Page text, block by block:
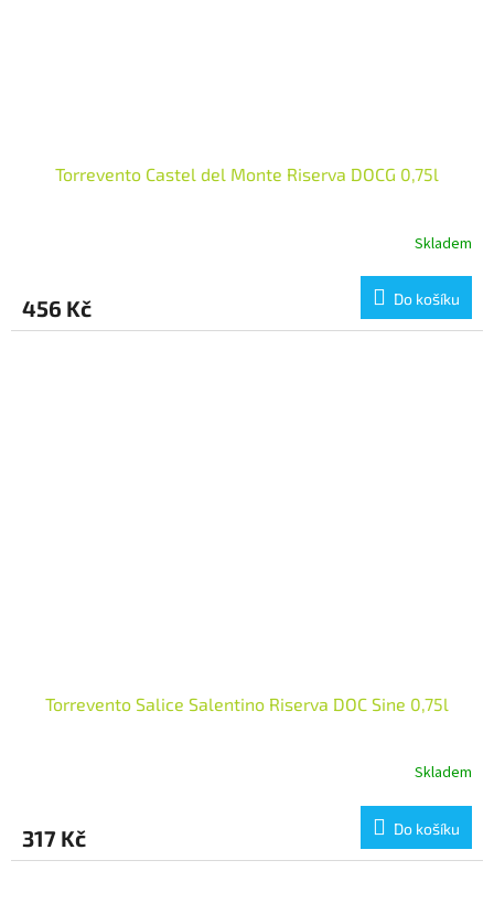
Torrevento Castel del Monte Riserva DOCG 0,75l
Skladem
456 Kč Do košíku
Torrevento Salice Salentino Riserva DOC Sine 0,75l
Skladem
317 Kč Do košíku